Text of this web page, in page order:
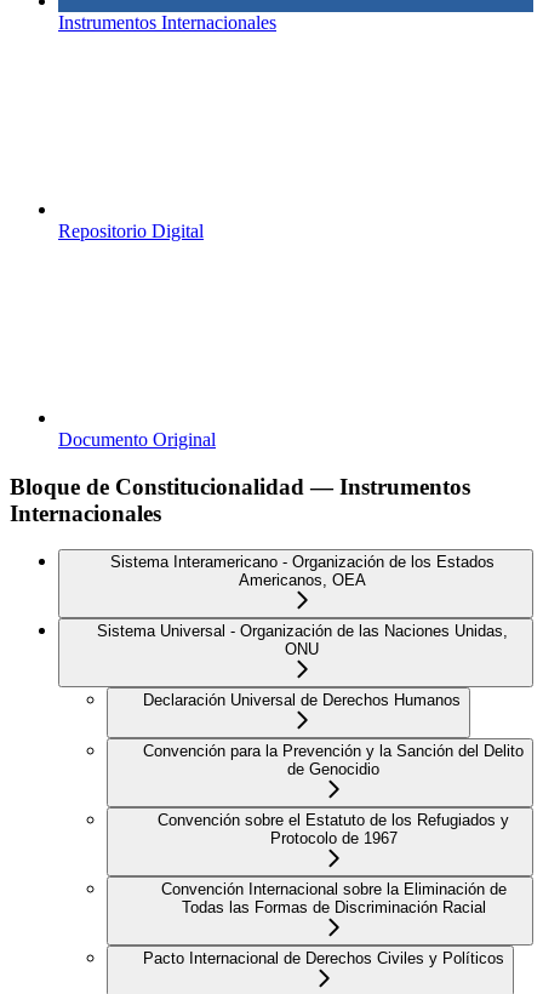
Instrumentos Internacionales
Repositorio Digital
Documento Original
Bloque de Constitucionalidad — Instrumentos
Internacionales
Sistema Interamericano - Organización de los Estados
Americanos, OEA
Sistema Universal - Organización de las Naciones Unidas,
ONU
Declaración Universal de Derechos Humanos
Convención para la Prevención y la Sanción del Delito
de Genocidio
Convención sobre el Estatuto de los Refugiados y
Protocolo de 1967
Convención Internacional sobre la Eliminación de
Todas las Formas de Discriminación Racial
Pacto Internacional de Derechos Civiles y Políticos